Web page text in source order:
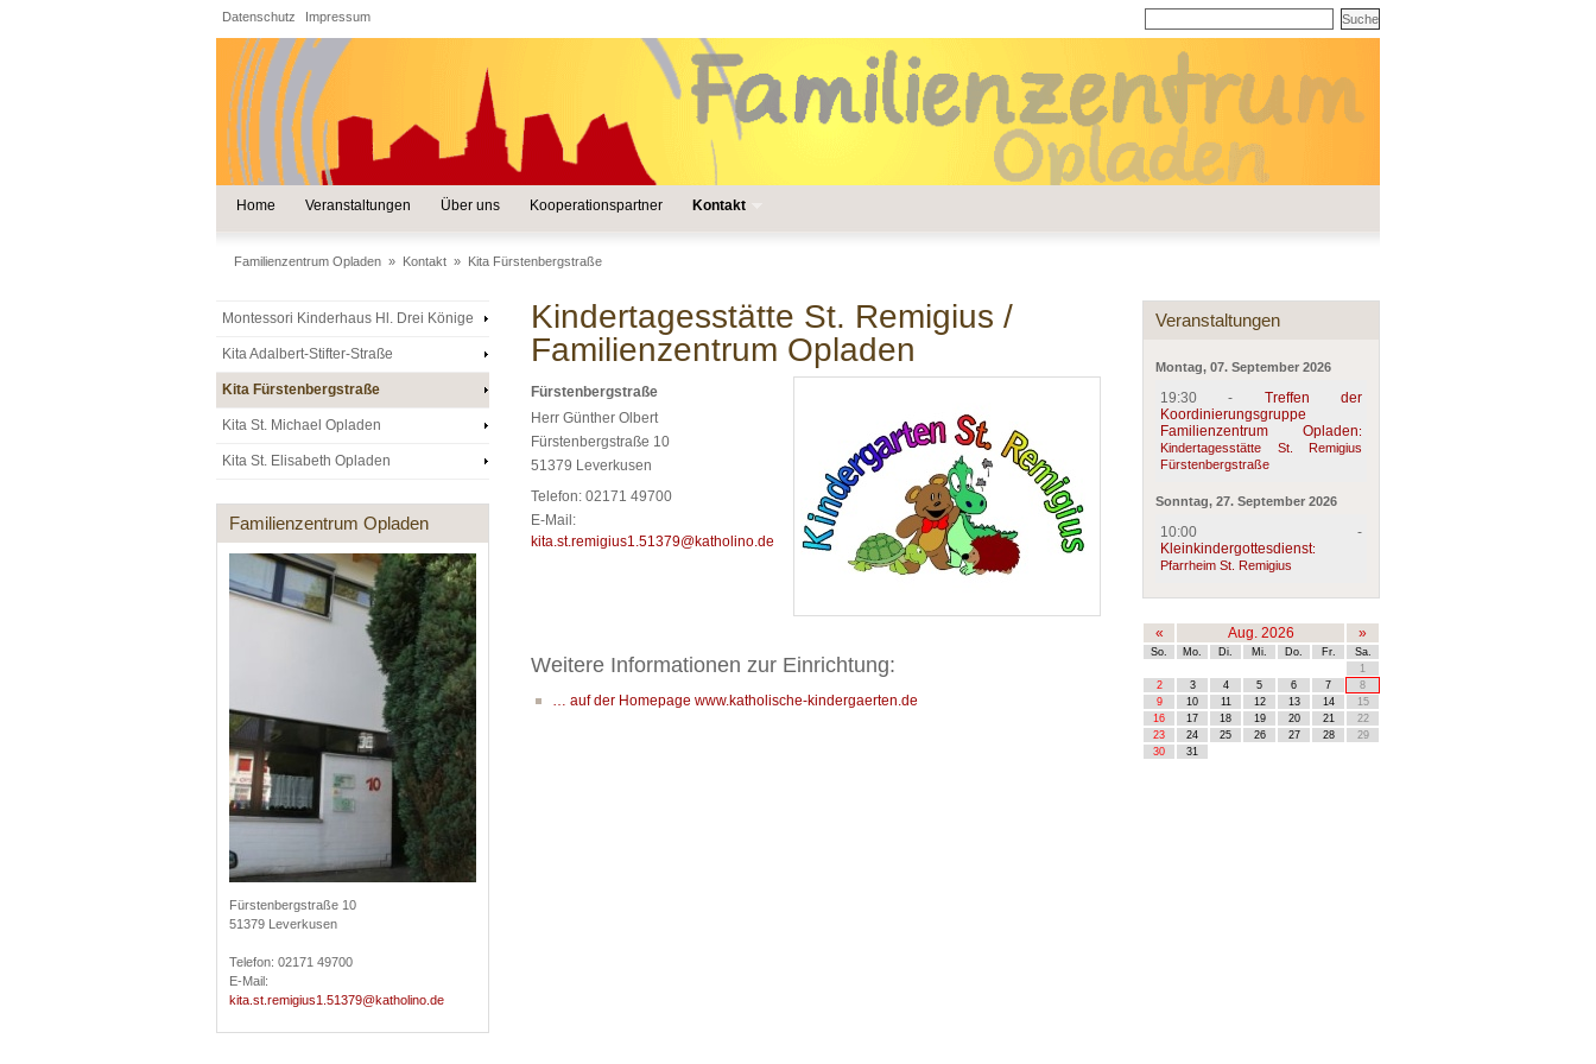
Datenschutz Impressum
Home Veranstaltungen Über uns Kooperationspartner Kontakt
Familienzentrum Opladen » Kontakt » Kita Fürstenbergstraße
Montessori Kinderhaus Hl. Drei Könige
Kita Adalbert-Stifter-Straße
Kita Fürstenbergstraße
Kita St. Michael Opladen
Kita St. Elisabeth Opladen
Familienzentrum Opladen
Fürstenbergstraße 10
51379 Leverkusen
Telefon: 02171 49700
E-Mail:
kita.st.remigius1.51379@katholino.de
Veranstaltungen
Montag, 07. September 2026
19:30 - Treffen der
Koordinierungsgruppe
Familienzentrum Opladen:
Kindertagesstätte St. Remigius
Fürstenbergstraße
Sonntag, 27. September 2026
10:00 -
Kleinkindergottesdienst:
Pfarrheim St. Remigius
« Aug. 2026 »
So. Mo. Di. Mi. Do. Fr.
Sa.
1
2
3 4 5 6 7
8
9
10 11 12 13 14
15
16
17 18 19 20 21
22
23
24 25 26 27 28
29
30
31
Kindertagesstätte St. Remigius /
Familienzentrum Opladen
Fürstenbergstraße
Herr Günther Olbert
Fürstenbergstraße 10
51379 Leverkusen
Telefon: 02171 49700
E-Mail:
kita.st.remigius1.51379@katholino.de
Weitere Informationen zur Einrichtung:
… auf der Homepage www.katholische-kindergaerten.de